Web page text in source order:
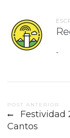
-
Post
POST ANTERIOR
Festividad
Cantos